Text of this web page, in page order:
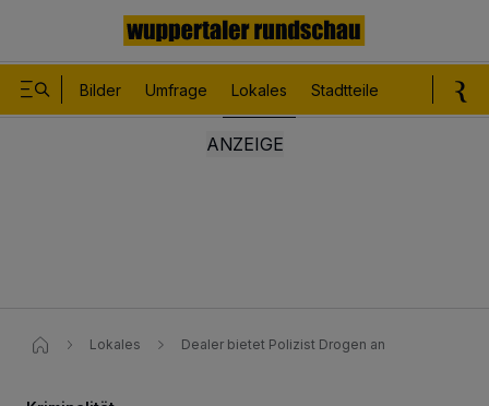
Bilder Umfrage Lokales Stadtteile
Lokales Dealer bietet Polizist Drogen an